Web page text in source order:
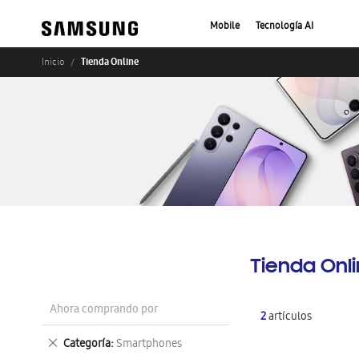
Mobile Tecnología AI
Inicio Tienda Online
Tienda
2artículos
Ahora comprando por
Categoría Smartphones
Eliminar